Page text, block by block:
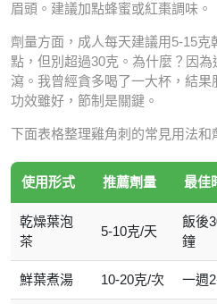
眉頭。建議加點蜂蜜或紅棗調味。
劑量方面，成人每天建議用5-15
點，但別超過30克。為什麼？因
瀉。我曾經貪多喝了一大杯，結果
功效雖好，節制是關鍵。
下面表格整理雞角刺的常見用法和
使用形式 推薦劑量 最佳
乾燥葉泡
茶
5-10克/天
飯後
鐘
鮮葉煮湯 10-20克/次 一週